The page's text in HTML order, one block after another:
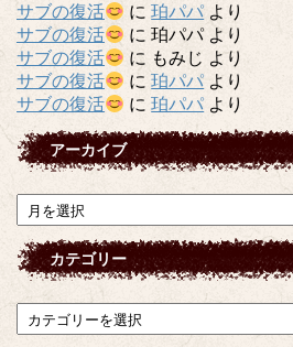
サブの復活
に珀パパ より
サブの復活
に珀パパより
サブの復活
に もみじ より
サブの復活
に珀パパ より
サブの復活
に珀パパ より
アーカイブ
ア
ー
カ
イ
カテゴリー
テ